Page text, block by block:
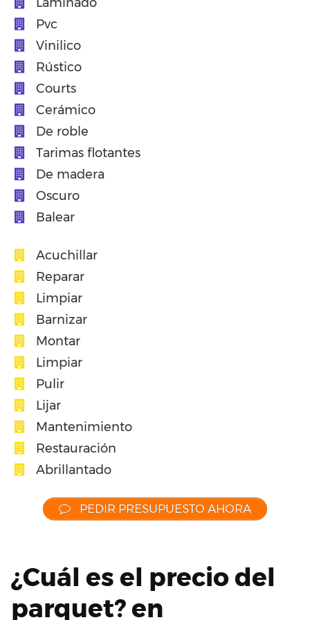
Pvc
Vinilico
Rústico
Courts
Cerámico
De roble
Tarimas flotantes
De madera
Oscuro
Balear
Acuchillar
Reparar
Limpiar
Barnizar
Montar
Limpiar
Pulir
Lijar
Mantenimiento
Restauración
Abrillantado
PEDIR PRESUPUESTO AHORA
¿Cuál es el precio del
parquet? en